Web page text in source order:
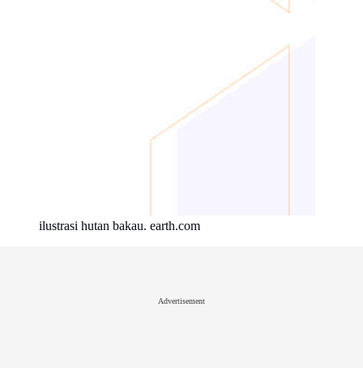
ilustrasi hutan bakau. earth.com
Advertisement